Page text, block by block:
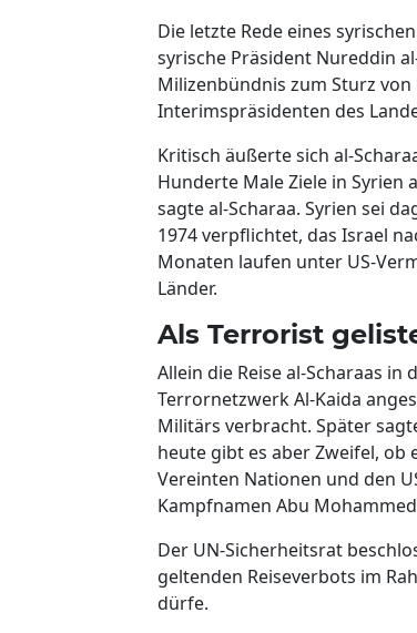
Die letzte Rede eines
syrische Präsident Nureddin
Milizenbündnis zum Sturz
Interimspräsidenten des
Kritisch äußerte sich al-
Hunderte Male Ziele in
sagte al-Scharaa. Syrien sei
1974 verpflichtet, das Israel
Monaten laufen unter US-
Länder.
Als Terrorist
Allein die Reise al-Scharaas
Terrornetzwerk Al-Kaida
Militärs verbracht. Später
heute gibt es aber Zweifel, ob
Vereinten Nationen und den
Kampfnamen Abu
Der UN-Sicherheitsrat
geltenden Reiseverbots im
dürfe.